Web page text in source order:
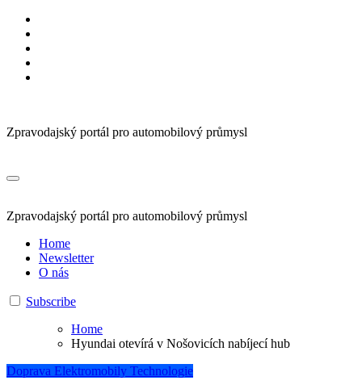
Zpravodajský portál pro automobilový průmysl
Zpravodajský portál pro automobilový průmysl
Home
Newsletter
O nás
Subscribe
Home
Hyundai otevírá v Nošovicích nabíjecí hub
Doprava Elektromobily Technologie